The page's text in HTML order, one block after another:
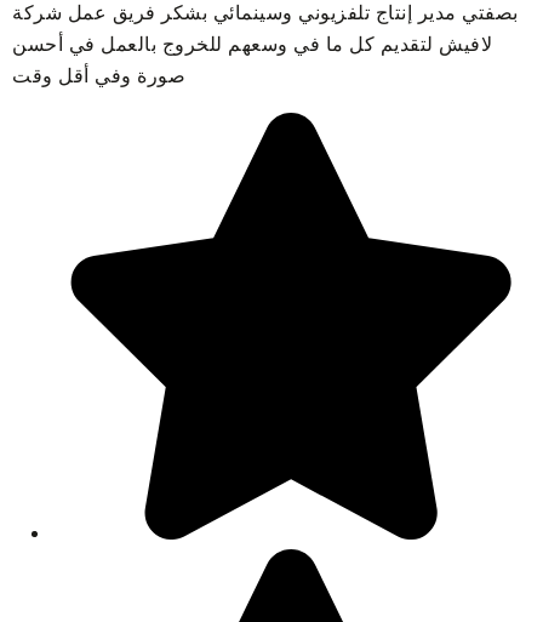
بصفتي مدير إنتاج تلفزيوني وسينمائي بشكر فريق عمل شركة
لافيش لتقديم كل ما في وسعهم للخروج بالعمل في أحسن
صورة وفي أقل وقت